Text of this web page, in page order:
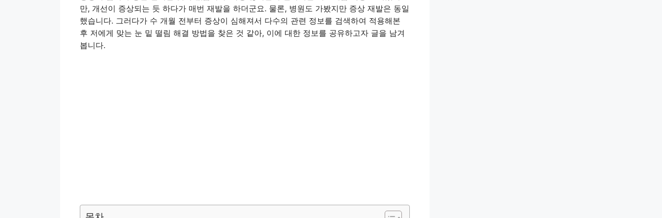
만, 개선이 증상되는 듯 하다가 매번 재발을 하더군요. 물론, 병원도 가봤지만 증상 재발은 동일
했습니다. 그러다가 수 개월 전부터 증상이 심해져서 다수의 관련 정보를 검색하여 적용해본
후 저에게 맞는 눈 밑 떨림 해결 방법을 찾은 것 같아, 이에 대한 정보를 공유하고자 글을 남겨
봅니다.